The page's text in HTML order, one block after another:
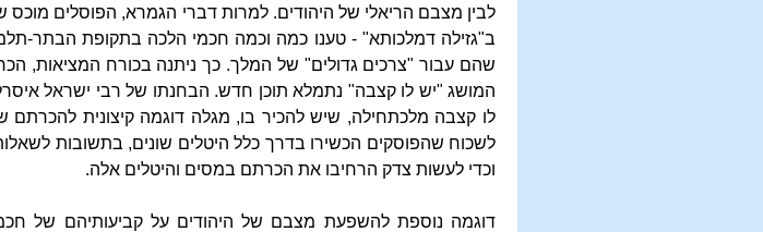
לבין מצבם הריאלי של היהודים. למרות דברי הגמרא, הפוסלים מוכס
ב"גזילה דמלכותא" - טענו כמה וכמה חכמי הלכה בתקופת הבתר-
שהם עבור "צרכים גדולים" של המלך. כך ניתנה בכורח המציאות,
המושג "יש לו קצבה" נתמלא תוכן חדש. הבחנתו של רבי ישראל
לו קצבה מלכתחילה, שיש להכיר בו, מגלה דוגמה קיצונית
לשכוח שהפוסקים הכשירו בדרך כלל היטלים שונים, בתשובות
וכדי לעשות צדק הרחיבו את הכרתם במסים והיטלים אלה.
דוגמה נוספת להשפעת מצבם של היהודים על קביעותיהם של